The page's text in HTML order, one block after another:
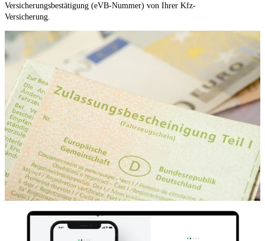
Versicherungsbestätigung (eVB-Nummer) von Ihrer Kfz-
Versicherung.